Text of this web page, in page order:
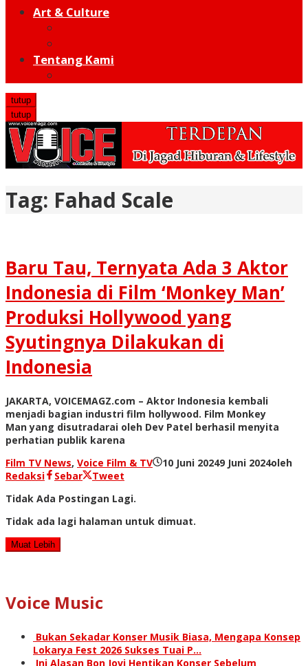
Art & Culture
Tentang Kami
tutup
tutup
Tag: Fahad Scale
Baru Tau, Ternyata Ada 3 Aktor
Indonesia di Film ‘Monkey Man’
Produksi Hollywood yang
Syutingnya Dilakukan di
Indonesia
JAKARTA, VOICEMAGZ.com – Aktor Indonesia kembali
menjadi bagian industri film hollywood. Film Monkey
Man yang disutradarai oleh Dev Patel berhasil menyita
perhatian publik karena
Film TV News, Voice Film & TV 10 Juni 20249 Juni 2024oleh
Redaksi
Sebar
Tweet
Tidak Ada Postingan Lagi.
Tidak ada lagi halaman untuk dimuat.
Muat Lebih
Voice Music
Bukan Sekadar Konser Musik Biasa, Mengapa Konsep
Lokarya Fest 2026 Sukses Tuai P…
Ini Alasan Bon Jovi Hentikan Konser Sebelum